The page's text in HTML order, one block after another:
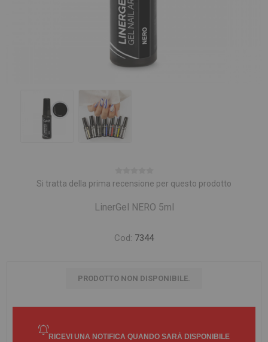
Si tratta della prima recensione per questo prodotto
LinerGel NERO 5ml
Cod: 7344
PRODOTTO NON DISPONIBILE.